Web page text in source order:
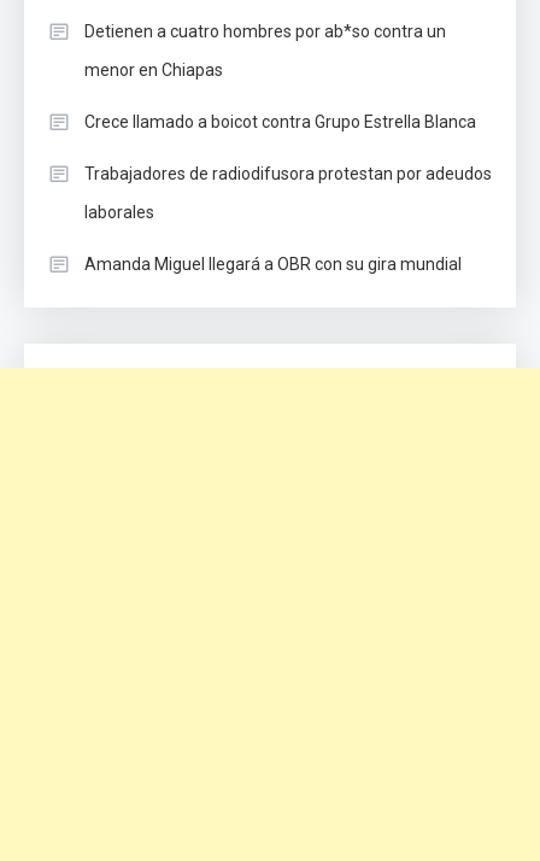
Detienen a cuatro hombres por ab*so contra un
menor en Chiapas
Crece llamado a boicot contra Grupo Estrella Blanca
Trabajadores de radiodifusora protestan por adeudos
laborales
Amanda Miguel llegará a OBR con su gira mundial